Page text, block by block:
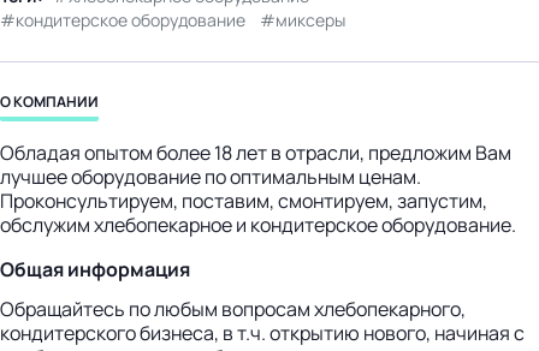
бизнес-центр
кондитерское оборудование
миксеры
О КОМПАНИИ
Обладая опытом более 18 лет в отрасли, предложим Вам
лучшее оборудование по оптимальным ценам.
Проконсультируем, поставим, смонтируем, запустим,
обслужим хлебопекарное и кондитерское оборудование.
Общая информация
Обращайтесь по любым вопросам хлебопекарного,
кондитерского бизнеса, в т.ч. открытию нового, начиная с